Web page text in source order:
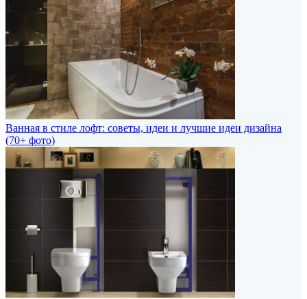
Ванная в стиле лофт: советы, идеи и лучшие идеи дизайна
(70+ фото)